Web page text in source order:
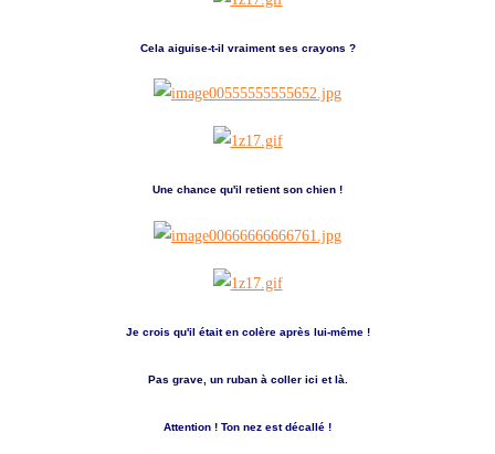
Cela aiguise-t-il vraiment ses crayons ?
Une chance qu'il retient son chien !
Je crois qu'il était en colère après lui-même !
Pas grave, un ruban à coller ici et là.
Attention ! Ton nez est décallé !